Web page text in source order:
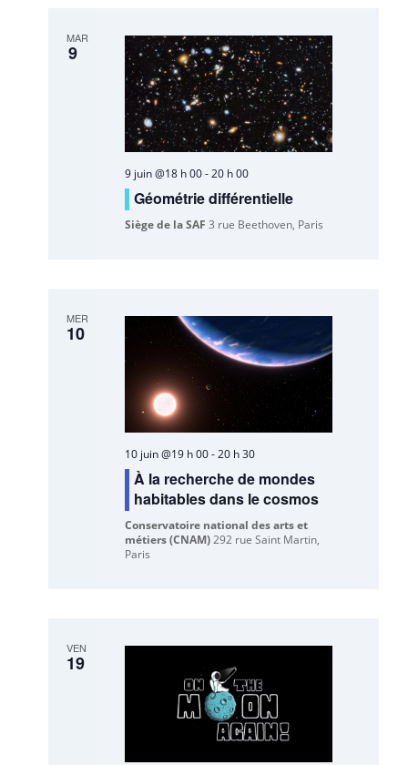
MAR
9
9 juin @18 h 00-20 h 00
Géométrie différentielle
Siège de la SAF3 rue Beethoven, Paris
MER
10
10 juin @19 h 00-20 h 30
À la recherche de mondes
habitables dans le cosmos
Conservatoire national des arts et
métiers (CNAM)292 rue Saint Martin,
Paris
VEN
19